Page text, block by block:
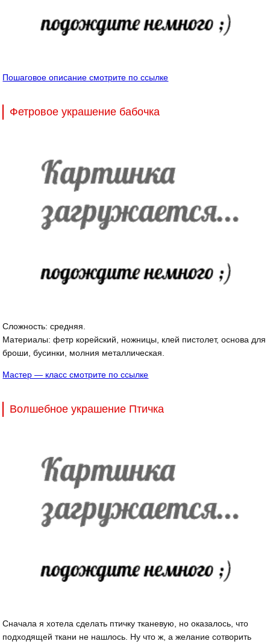
Пошаговое описание смотрите по ссылке
Фетровое украшение бабочка
Сложность: средняя.
Материалы: фетр корейский, ножницы, клей пистолет, основа для
броши, бусинки, молния металлическая.
Мастер — класс смотрите по ссылке
Волшебное украшение Птичка
Сначала я хотела сделать птичку тканевую, но оказалось, что
подходящей ткани не нашлось. Ну что ж, а желание сотворить